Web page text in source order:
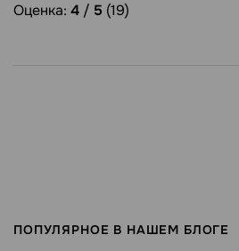
Оценка: 4 / 5 (19)
ПОПУЛЯРНОЕ В НАШЕМ БЛОГЕ